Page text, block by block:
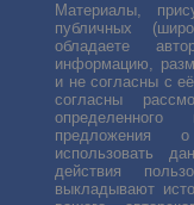
Материалы,
публичных
обладаете
информацию,
и не согласны с
согласны
предложения о
использовать
действия
выкладывают